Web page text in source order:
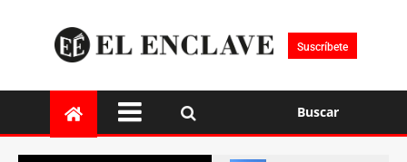
Suscríbete
Buscar